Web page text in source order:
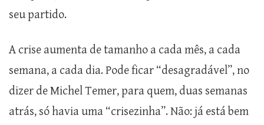
seu partido.
A crise aumenta de tamanho a cada mês, a cada
semana, a cada dia. Pode ficar “desagradável”, no
dizer de Michel Temer, para quem, duas semanas
atrás, só havia uma “crisezinha”. Não: já está bem